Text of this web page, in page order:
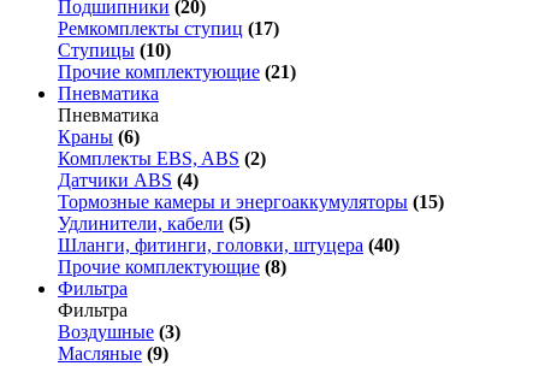
Подшипники (20)
Ремкомплекты ступиц (17)
Ступицы (10)
Прочие комплектующие (21)
Пневматика
Пневматика
Краны (6)
Комплекты EBS, ABS (2)
Датчики ABS (4)
Тормозные камеры и энергоаккумуляторы (15)
Удлинители, кабели (5)
Шланги, фитинги, головки, штуцера (40)
Прочие комплектующие (8)
Фильтра
Фильтра
Воздушные (3)
Масляные (9)